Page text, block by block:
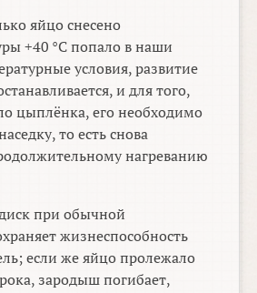
яйцо снесено
+40 °C попало в наши
условия, развитие
и для того,
цыплёнка, его необходимо
то есть снова
нагреванию
при обычной
жизнеспособность
если же яйцо пролежало
зародыш погибает,